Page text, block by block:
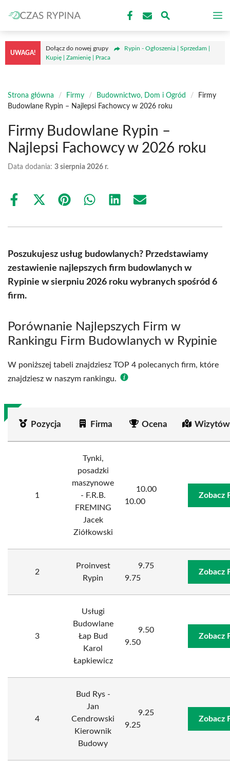
do
treści
UWAGA!
Dołącz do nowej grupy
Rypin - Ogłoszenia | Sprzedam |
Kupię | Zamienię | Praca
Strona główna / Firmy / Budownictwo, Dom i Ogród /
Firmy
Budowlane Rypin – Najlepsi Fachowcy w 2026 roku
Firmy Budowlane Rypin –
Najlepsi Fachowcy w 2026 roku
Data dodania: 3 sierpnia 2026 r.
Share
Share
(Twitter)
Share Share Share Share
Poszukujesz usług budowlanych? Przedstawiamy
zestawienie najlepszych firm budowlanych w
Rypinie w sierpniu 2026 roku wybranych spośród 6
firm.
Porównanie Najlepszych Firm w
Rankingu Firm Budowlanych w Rypinie
W poniższej tabeli znajdziesz TOP 4 polecanych firm, które
znajdziesz w naszym rankingu.
Pozycja Firma Ocena
1
Tynki,
posadzki
maszynowe
- F.R.B.
FREMING
Jacek
Ziółkowski
10.00
10.00
Zobacz
2
Proinvest
Rypin
9.75
9.75
Zobacz
3
Usługi
Budowlane
Łap Bud
Karol
Łapkiewicz
9.50
9.50
Zobacz
4
Bud Rys -
Jan
Cendrowski
Kierownik
Budowy
9.25
9.25
Zobacz